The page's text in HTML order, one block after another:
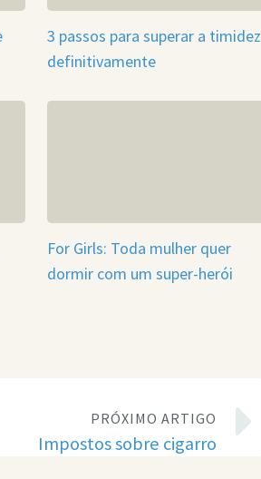
3 passos para superar a timidez
definitivamente
For Girls: Toda mulher quer
dormir com um super-herói
PRÓXIMO ARTIGO
Impostos sobre cigarro